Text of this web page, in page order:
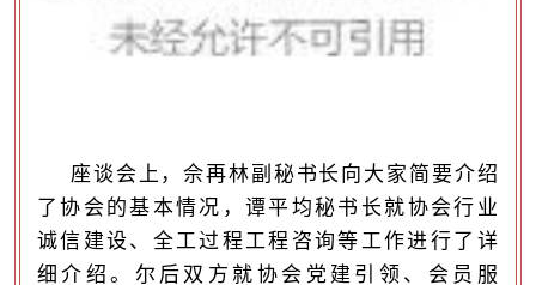
座谈会上，佘再林副秘书长向大家简要介绍
了协会的基本情况，谭平均秘书长就协会行业
诚信建设、全工过程工程咨询等工作进行了详
细介绍。尔后双方就协会党建引领、会员服